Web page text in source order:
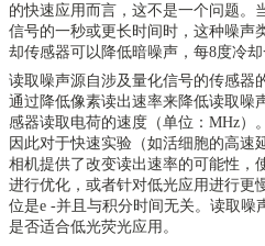
的快速应用而言，这不是一个问题。
信号的一秒或更长时间时，这种噪声
却传感器可以降低暗噪声，每8度冷却
读取噪声源自涉及量化信号的传感器
通过降低像素读出速率来降低读取噪
感器读取电荷的速度（单位： MHz）
因此对于快速实验（如活细胞的高速
相机提供了改变读出速率的可能性，
进行优化，或者针对低光应用进行更
位是e -并且与积分时间无关。读取噪
是否适合低光荧光应用。